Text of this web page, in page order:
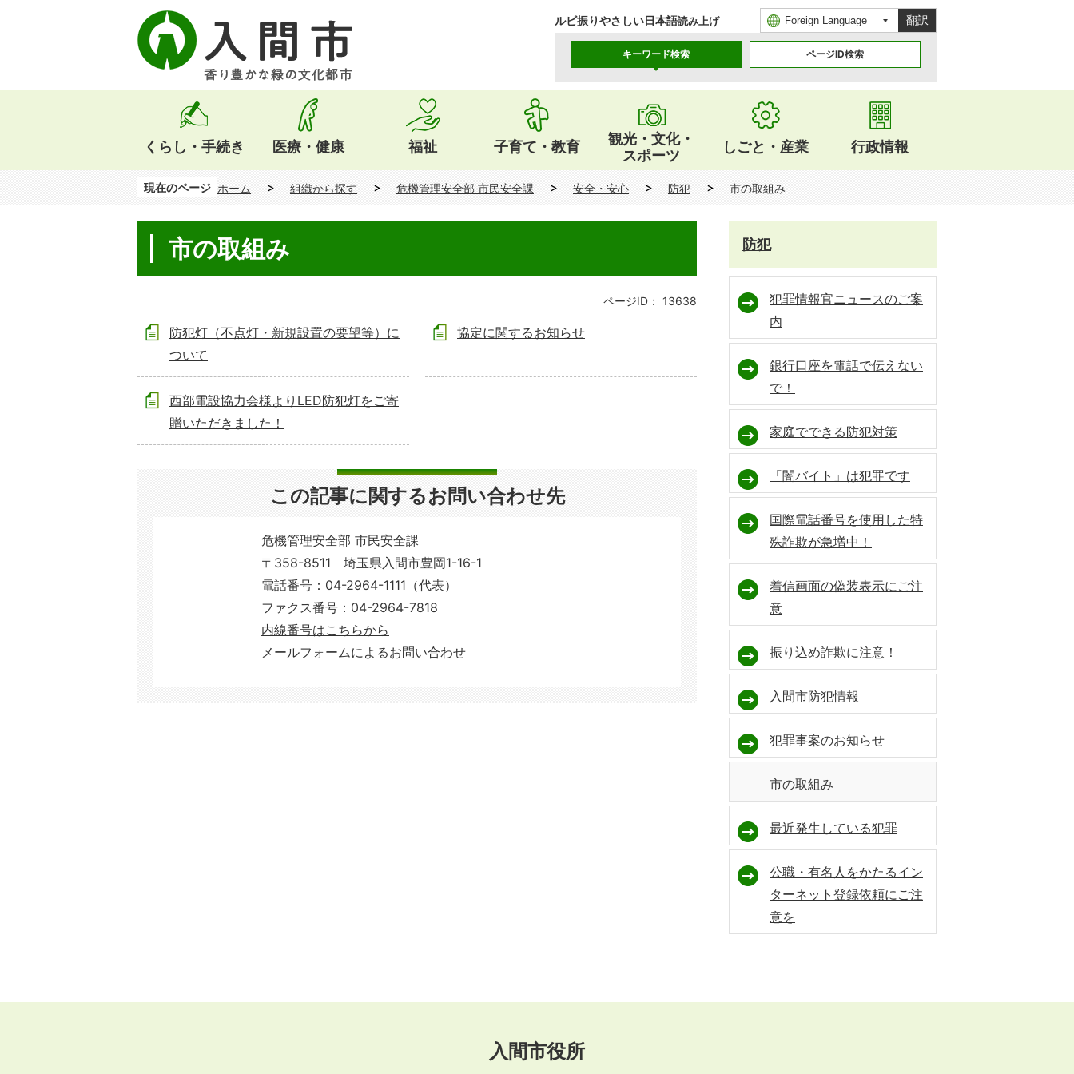
ルビ振りやさしい日本語読み上げ 翻訳
キーワード検索 ページID検索
くらし・手続き 医療・健康 福祉 子育て・教育
観光・文化・
スポーツ
しごと・産業 行政情報
現在のページ ホーム 組織から探す 危機管理安全部 市民安全課 安全・安心 防犯 市の取組み
市の取組み
ページID： 13638
防犯灯（不点灯・新規設置の要望等）に
ついて
協定に関するお知らせ
西部電設協力会様よりLED防犯灯をご寄
贈いただきました！
この記事に関するお問い合わせ先
危機管理安全部 市民安全課
〒358-8511 埼玉県入間市豊岡1-16-1
電話番号：04-2964-1111（代表）
ファクス番号：04-2964-7818
内線番号はこちらから
メールフォームによるお問い合わせ
防犯
犯罪情報官ニュースのご案
内
銀行口座を電話で伝えない
で！
家庭でできる防犯対策
「闇バイト」は犯罪です
国際電話番号を使用した特
殊詐欺が急増中！
着信画面の偽装表示にご注
意
振り込め詐欺に注意！
入間市防犯情報
犯罪事案のお知らせ
市の取組み
最近発生している犯罪
公職・有名人をかたるイン
ターネット登録依頼にご注
意を
入間市役所